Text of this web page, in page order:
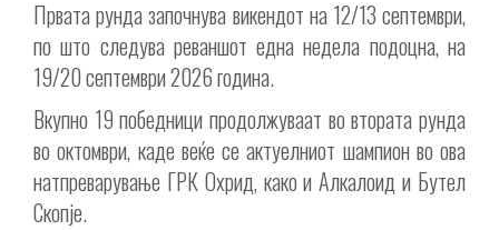
Првата рунда започнува викендот на 12/13 септември,
по што следува реваншот една недела подоцна, на
19/20 септември 2026 година.
Вкупно 19 победници продолжуваат во втората рунда
во октомври, каде веќе се актуелниот шампион во ова
натпреварување ГРК Охрид, како и Алкалоид и Бутел
Скопје.